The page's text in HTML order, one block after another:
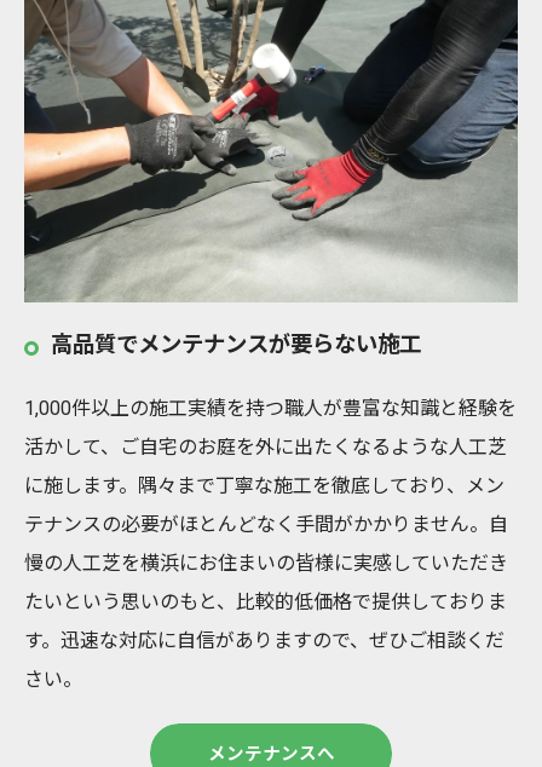
高品質でメンテナンスが要らない施工
1,000件以上の施工実績を持つ職人が豊富な知識と経験を
活かして、ご自宅のお庭を外に出たくなるような人工芝
に施します。隅々まで丁寧な施工を徹底しており、メン
テナンスの必要がほとんどなく手間がかかりません。自
慢の人工芝を横浜にお住まいの皆様に実感していただき
たいという思いのもと、比較的低価格で提供しておりま
す。迅速な対応に自信がありますので、ぜひご相談くだ
さい。
メンテナンスへ